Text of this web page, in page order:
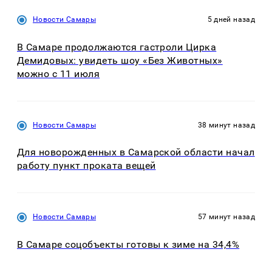
Новости Самары 5 дней назад
В Самаре продолжаются гастроли Цирка
Демидовых: увидеть шоу «Без Животных»
можно с 11 июля
Новости Самары 38 минут назад
Для новорожденных в Самарской области начал
работу пункт проката вещей
Новости Самары 57 минут назад
В Самаре соцобъекты готовы к зиме на 34,4%